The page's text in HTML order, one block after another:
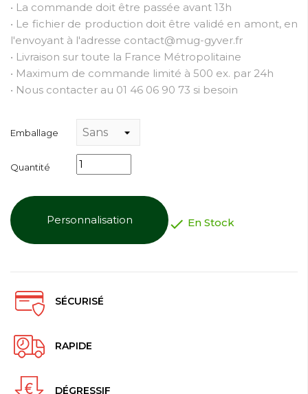
• La commande doit être passée avant 13h
• Le fichier de production doit être validé en amont, en
l'envoyant à l'adresse contact@mug-gyver.fr
• Livraison sur toute la France Métropolitaine
• Maximum de commande limité à 500 ex. par 24h
• Nous contacter au 01 46 06 90 73 si besoin
Emballage
Quantité
Personnalisation  En Stock
SÉCURISÉ
RAPIDE
DÉGRESSIF